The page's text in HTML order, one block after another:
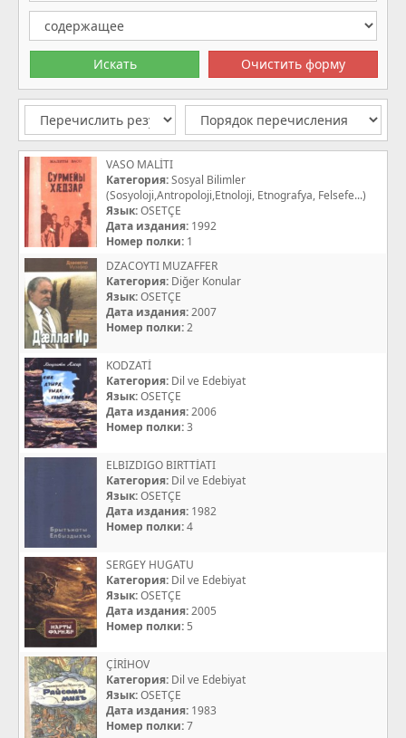
VASO MALİTI
Категория:Sosyal Bilimler
(Sosyoloji,Antropoloji,Etnoloji, Etnografya, Felsefe...)
Язык:OSETÇE
Дата издания: 1992
Номер полки: 1
DZACOYTI MUZAFFER
Категория: Diğer Konular
Язык:OSETÇE
Дата издания:2007
Номер полки:2
KODZATİ
Категория: Dil ve Edebiyat
Язык:OSETÇE
Дата издания:2006
Номер полки:3
ELBIZDIGO BIRTTİATI
Категория: Dil ve Edebiyat
Язык:OSETÇE
Дата издания: 1982
Номер полки:4
SERGEY HUGATU
Категория: Dil ve Edebiyat
Язык:OSETÇE
Дата издания:2005
Номер полки: 5
ÇİRİHOV
Категория: Dil ve Edebiyat
Язык:OSETÇE
Дата издания: 1983
Номер полки:7